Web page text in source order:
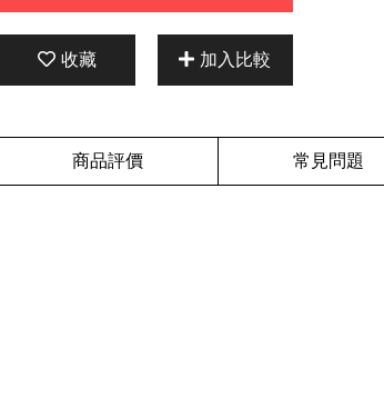
收藏 加入比較
商品評價 常見問題